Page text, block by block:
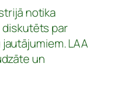
notika
diskutēts par
LAA
un